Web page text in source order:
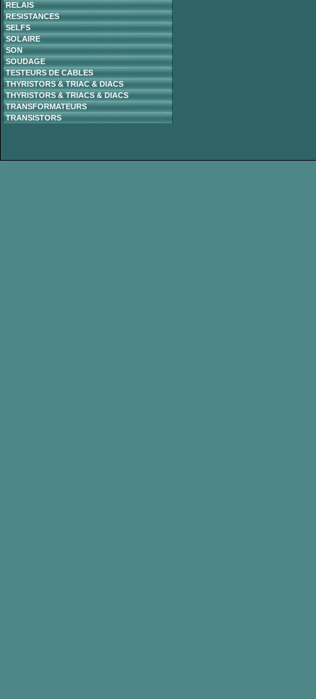
RELAIS
RESISTANCES
SELFS
SOLAIRE
SON
SOUDAGE
TESTEURS DE CABLES
THYRISTORS & TRIAC & DIACS
THYRISTORS & TRIACS & DIACS
TRANSFORMATEURS
TRANSISTORS